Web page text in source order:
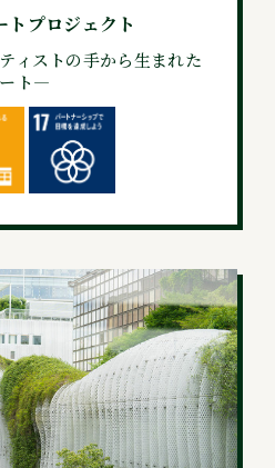
トプロジェクト
ィストの手から生まれた
ート—